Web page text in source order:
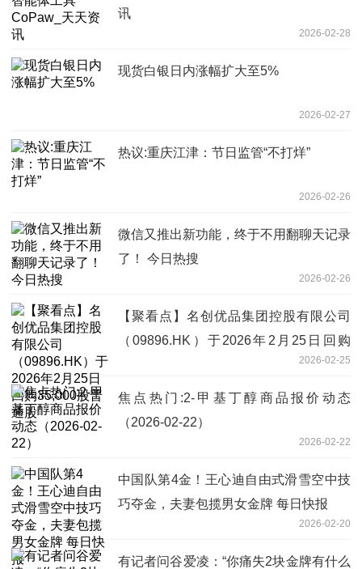
讯
2026-02-28
现货白银日内涨幅扩大至5%
2026-02-27
热议:重庆江津：节日监管“不打烊”
2026-02-26
微信又推出新功能，终于不用翻聊天记录
了！ 今日热搜
2026-02-26
【聚看点】名创优品集团控股有限公司
（09896.HK）于2026年2月25日回购
2026-02-25
焦点热门:2-甲基丁醇商品报价动态
（2026-02-22）
2026-02-22
中国队第4金！王心迪自由式滑雪空中技
巧夺金，夫妻包揽男女金牌 每日快报
2026-02-20
有记者问谷爱凌：“你痛失2块金牌有什么